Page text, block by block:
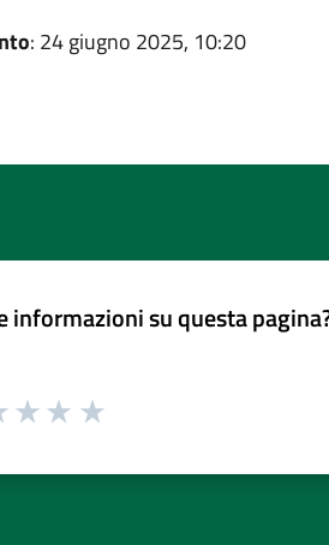
: 24 giugno 2025, 10:20
informazioni su questa